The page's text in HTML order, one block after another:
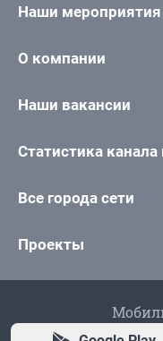
Наши мероприятия
О компании
Наши вакансии
Статистика канала
Все города сети
Проекты